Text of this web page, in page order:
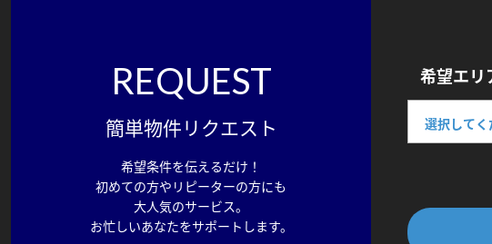
REQUEST
簡単物件リクエスト
希望条件を伝えるだけ！
初めての方やリピーターの方にも
大人気のサービス。
お忙しいあなたをサポートします。
希望エリ